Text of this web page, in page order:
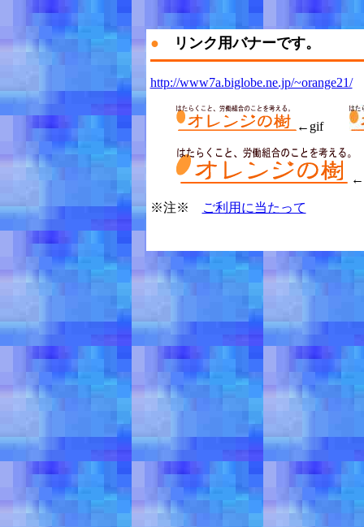
● リンク用バナーです。
http://www7a.biglobe.ne.jp/~orange21/←
←gif
※注※ ご利用に当たって